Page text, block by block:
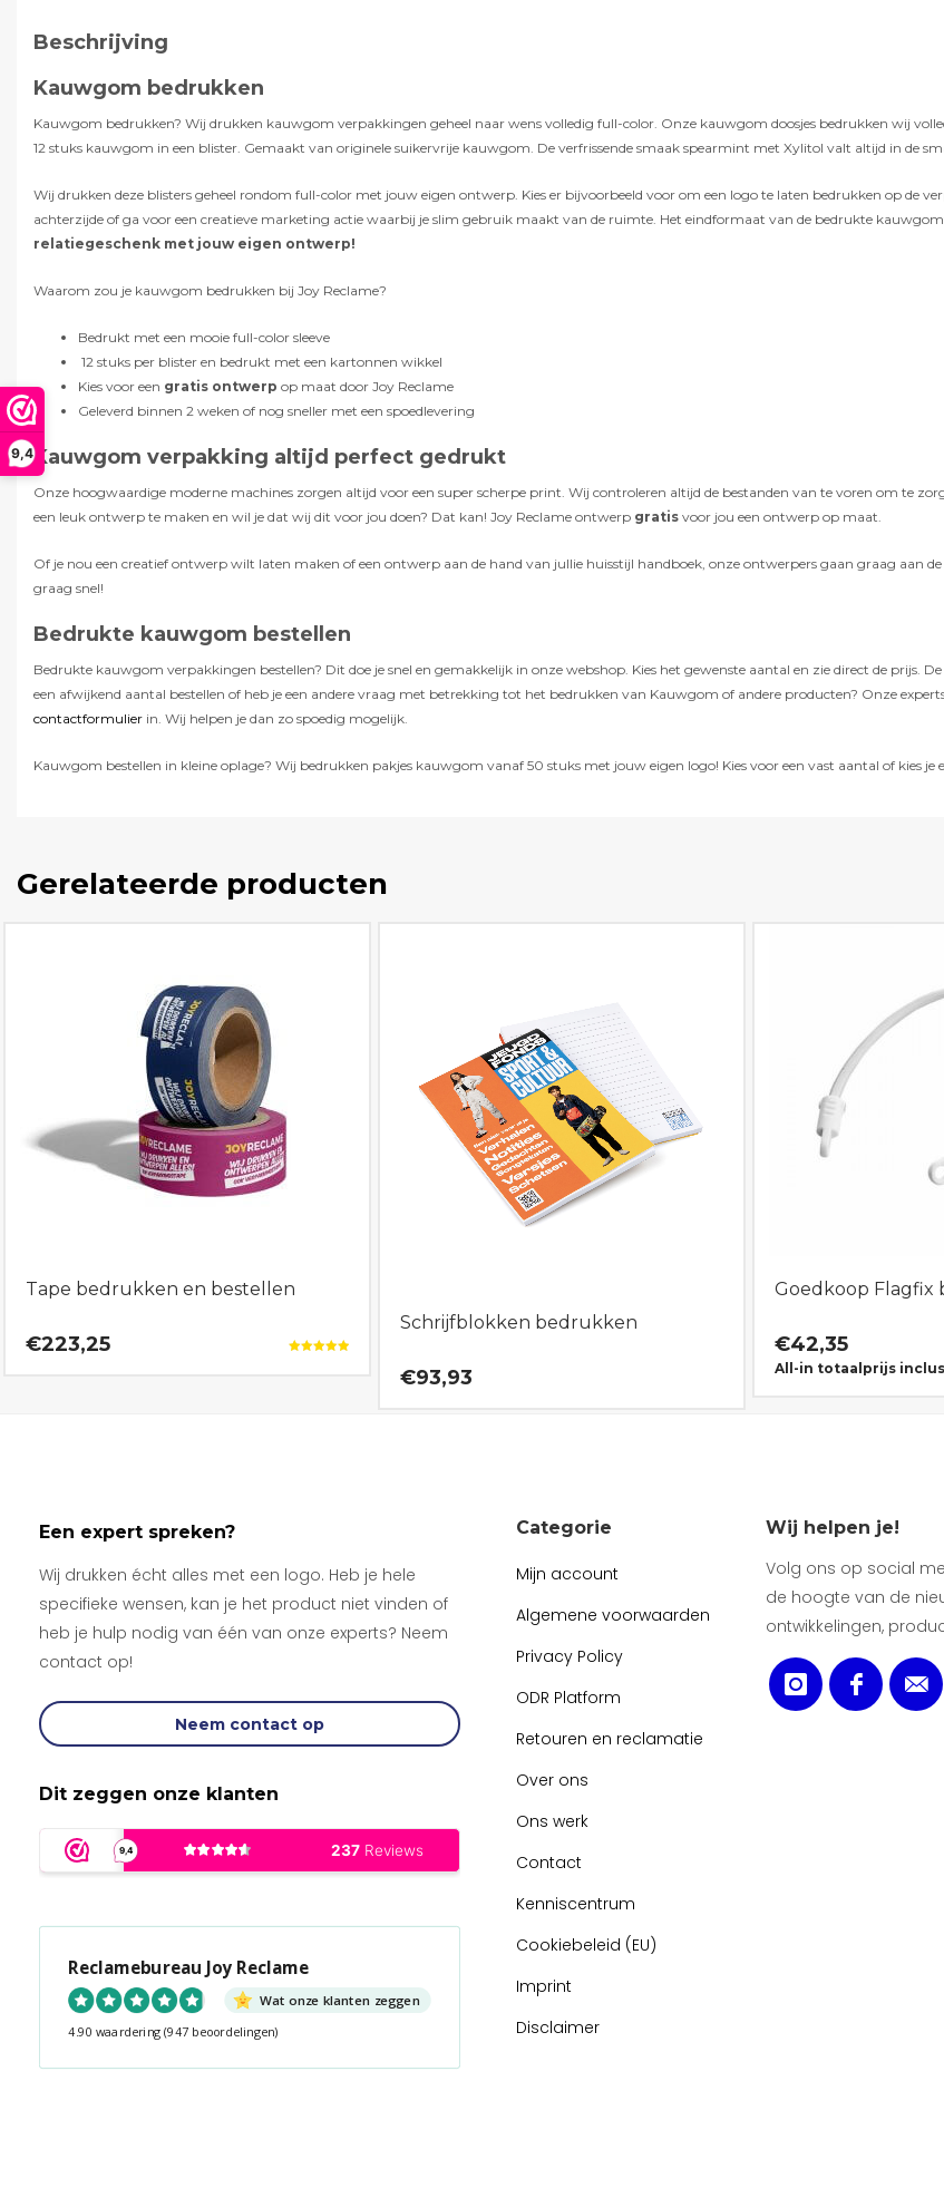
9,4
Beschrijving
Kauwgom bedrukken
Kauwgom bedrukken? Wij drukken kauwgom verpakkingen geheel naar wens volledig full-color. Onze kauwgom doosjes bedrukken wij
12 stuks kauwgom in een blister. Gemaakt van originele suikervrije kauwgom. De verfrissende smaak spearmint met Xylitol valt altijd in de
Wij drukken deze blisters geheel rondom full-color met jouw eigen ontwerp. Kies er bijvoorbeeld voor om een logo te laten bedrukken op de
achterzijde of ga voor een creatieve marketing actie waarbij je slim gebruik maakt van de ruimte. Het eindformaat van de bedrukte
relatiegeschenk met jouw eigen ontwerp!
Waarom zou je kauwgom bedrukken bij Joy Reclame?
Bedrukt met een mooie full-color sleeve
12 stuks per blister en bedrukt met een kartonnen wikkel
Kies voor een gratis ontwerp op maat door Joy Reclame
Geleverd binnen 2 weken of nog sneller met een spoedlevering
Kauwgom verpakking altijd perfect gedrukt
Onze hoogwaardige moderne machines zorgen altijd voor een super scherpe print. Wij controleren altijd de bestanden van te voren om te
een leuk ontwerp te maken en wil je dat wij dit voor jou doen? Dat kan! Joy Reclame ontwerp gratis voor jou een ontwerp op maat.
Of je nou een creatief ontwerp wilt laten maken of een ontwerp aan de hand van jullie huisstijl handboek, onze ontwerpers gaan graag aan
graag snel!
Bedrukte kauwgom bestellen
Bedrukte kauwgom verpakkingen bestellen? Dit doe je snel en gemakkelijk in onze webshop. Kies het gewenste aantal en zie direct de prijs.
een afwijkend aantal bestellen of heb je een andere vraag met betrekking tot het bedrukken van Kauwgom of andere producten? Onze
contactformulier in. Wij helpen je dan zo spoedig mogelijk.
Kauwgom bestellen in kleine oplage? Wij bedrukken pakjes kauwgom vanaf 50 stuks met jouw eigen logo! Kies voor een vast aantal of kies
Gerelateerde producten
Tape bedrukken en bestellen
€223,25
Schrijfblokken bedrukken
€93,93
Goedkoop Flagfix
€42,35
All-in totaalprijs
Een expert spreken?
Wij drukken écht alles met een logo. Heb je hele
specifieke wensen, kan je het product niet vinden of
heb je hulp nodig van één van onze experts? Neem
contact op!
Neem contact op
Dit zeggen onze klanten
Reclamebureau Joy Reclame
Wat onze klanten zeggen
4.90 waardering (947 beoordelingen)
Categorie
Mijn account
Algemene voorwaarden
Privacy Policy
ODR Platform
Retouren en reclamatie
Over ons
Ons werk
Contact
Kenniscentrum
Cookiebeleid (EU)
Imprint
Disclaimer
Wij helpen je!
Volg ons op social
de hoogte van de
ontwikkelingen,